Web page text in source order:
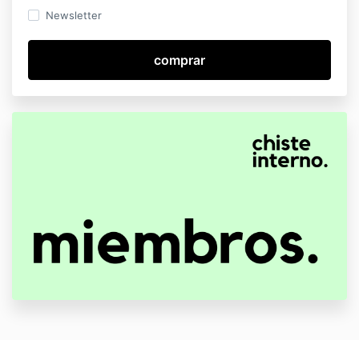
Newsletter